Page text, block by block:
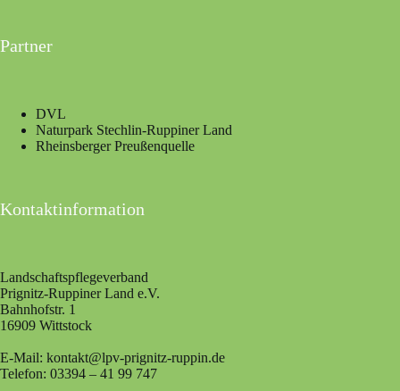
Partner
DVL
Naturpark Stechlin-Ruppiner Land
Rheinsberger Preußenquelle
Kontaktinformation
Landschaftspflegeverband
Prignitz-Ruppiner Land e.V.
Bahnhofstr. 1
16909 Wittstock
E-Mail: kontakt@lpv-prignitz-ruppin.de
Telefon: 03394 – 41 99 747